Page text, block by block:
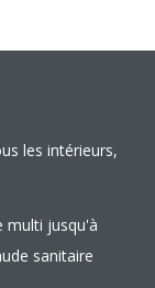
les intérieurs,
multi jusqu'à
sanitaire